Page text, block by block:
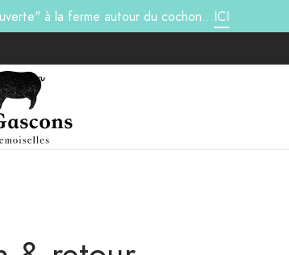
à la ferme autour du cochon…ICI